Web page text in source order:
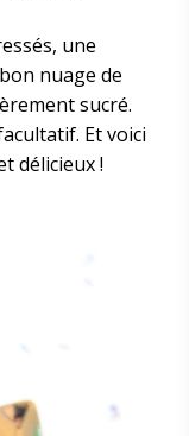
une
nuage de
sucré.
Et voici
délicieux !